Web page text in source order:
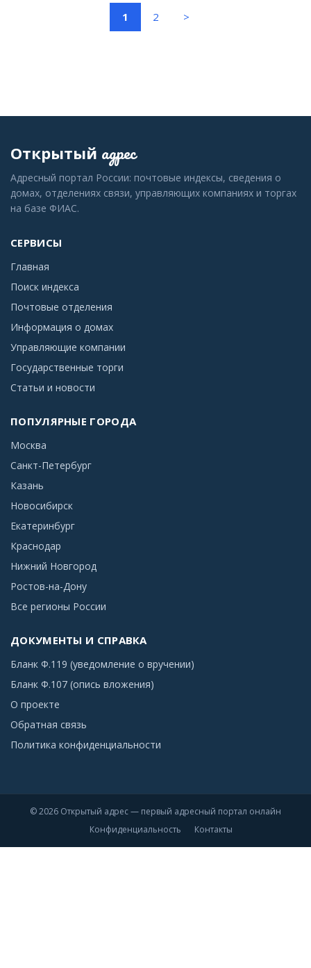
1 (current)
2 >
Открытый адрес
Адресный портал России: почтовые индексы, сведения о
домах, отделениях связи, управляющих компаниях и торгах
на базе ФИАС.
СЕРВИСЫ
Главная
Поиск индекса
Почтовые отделения
Информация о домах
Управляющие компании
Государственные торги
Статьи и новости
ПОПУЛЯРНЫЕ ГОРОДА
Москва
Санкт-Петербург
Казань
Новосибирск
Екатеринбург
Краснодар
Нижний Новгород
Ростов-на-Дону
Все регионы России
ДОКУМЕНТЫ И СПРАВКА
Бланк Ф.119 (уведомление о вручении)
Бланк Ф.107 (опись вложения)
О проекте
Обратная связь
Политика конфиденциальности
© 2026 Открытый адрес — первый адресный портал онлайн
Конфиденциальность
Контакты